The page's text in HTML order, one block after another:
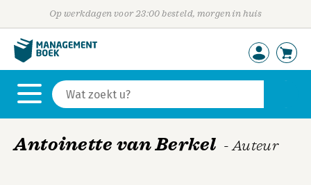
Op werkdagen voor 23:00 besteld, morgen in huis
Antoinette van Berkel - Auteur